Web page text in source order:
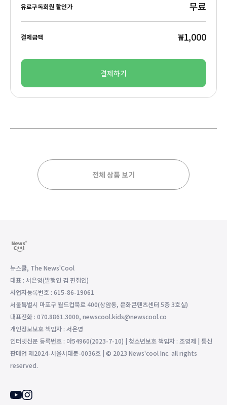
유료구독회원 할인가 무료
결제금액 ₩1,000
결제하기
전체 상품 보기
뉴스쿨, The News'Cool
대표 : 서은영(발행인 겸 편집인)
사업자등록번호 : 615-86-19061
서울특별시 마포구 월드컵북로 400(상암동, 문화콘텐츠센터 5층 3호실)
대표전화 : 070.8861.3000, newscool.kids@newscool.co
개인정보보호 책임자 : 서은영
인터넷신문 등록번호 : 아54960(2023-7-10) | 청소년보호 책임자 : 조영제 | 통신
판매업 제2024-서울서대문-0036호 | © 2023 News'cool Inc. all rights
reserved.